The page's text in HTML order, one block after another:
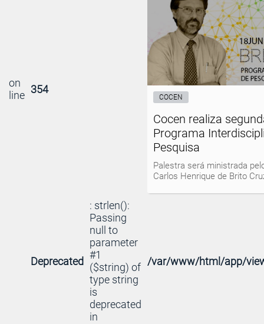
on
line 354
COCEN
Cocen realiza
Programa
Pesquisa
Palestra será ministrada
Carlos Henrique de Brito
Deprecated
: strlen():
Passing
null to
parameter
#1
($string) of
type string
is
deprecated
in
/var/www/html/app/